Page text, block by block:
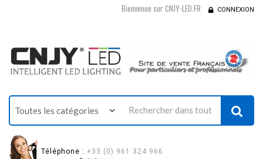
Bienvenue sur CNJY-LED.FR CONNEXION
Téléphone : +33 (0) 961 324 966